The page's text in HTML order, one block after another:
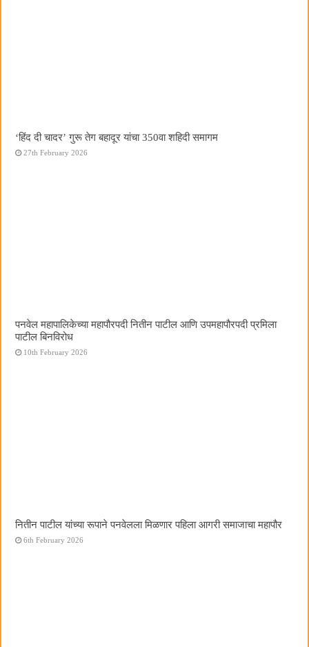
‘हिंद दी चादर’ गुरू तेग बहादूर यांचा 350वा शहिदी समागम
27th February 2026
पनवेल महापालिकेच्या महापौरपदी नितीन पाटील आणि उपमहापौरपदी प्रमिला
पाटील बिनविरोध
10th February 2026
नितीन पाटील यांच्या रूपाने पनवेलला मिळणार पहिला आगरी समाजाचा महापौर
6th February 2026